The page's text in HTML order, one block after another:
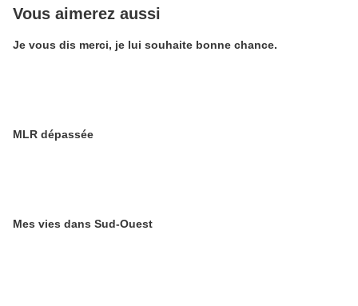
Vous aimerez aussi
Je vous dis merci, je lui souhaite bonne chance.
MLR dépassée
Mes vies dans Sud-Ouest